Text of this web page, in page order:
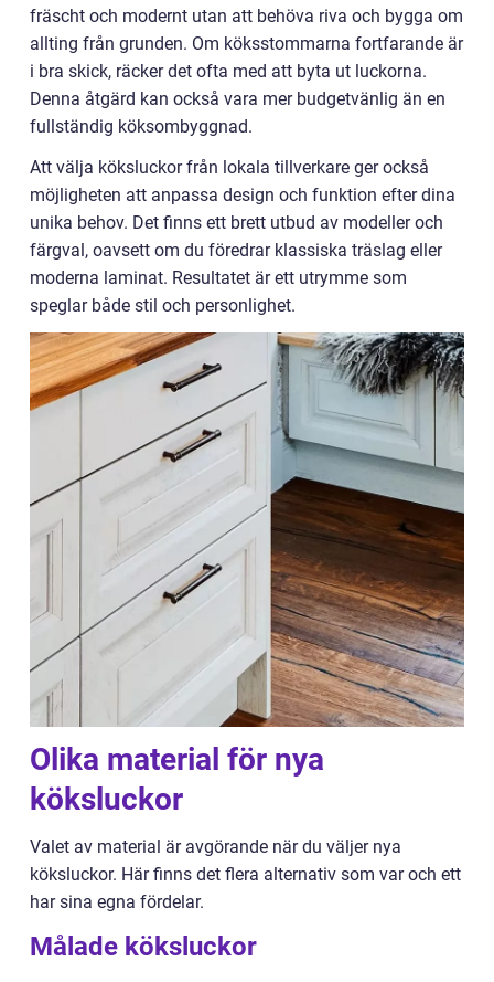
fräscht och modernt utan att behöva riva och bygga om
allting från grunden. Om köksstommarna fortfarande är
i bra skick, räcker det ofta med att byta ut luckorna.
Denna åtgärd kan också vara mer budgetvänlig än en
fullständig köksombyggnad.
Att välja köksluckor från lokala tillverkare ger också
möjligheten att anpassa design och funktion efter dina
unika behov. Det finns ett brett utbud av modeller och
färgval, oavsett om du föredrar klassiska träslag eller
moderna laminat. Resultatet är ett utrymme som
speglar både stil och personlighet.
Olika material för nya
köksluckor
Valet av material är avgörande när du väljer nya
köksluckor. Här finns det flera alternativ som var och ett
har sina egna fördelar.
Målade köksluckor